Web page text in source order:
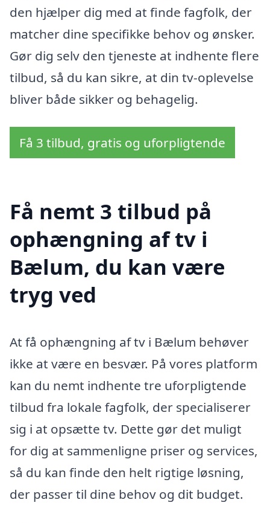
den hjælper dig med at finde fagfolk, der
matcher dine specifikke behov og ønsker.
Gør dig selv den tjeneste at indhente flere
tilbud, så du kan sikre, at din tv-oplevelse
bliver både sikker og behagelig.
Få 3 tilbud, gratis og uforpligtende
Få nemt 3 tilbud på
ophængning af tv i
Bælum, du kan være
tryg ved
At få ophængning af tv i Bælum behøver
ikke at være en besvær. På vores platform
kan du nemt indhente tre uforpligtende
tilbud fra lokale fagfolk, der specialiserer
sig i at opsætte tv. Dette gør det muligt
for dig at sammenligne priser og services,
så du kan finde den helt rigtige løsning,
der passer til dine behov og dit budget.